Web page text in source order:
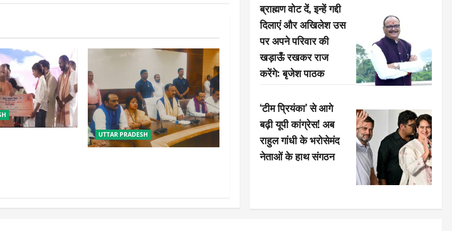
UTTAR PRADESH
ब्राह्मण वोट दें, इन्हें गद्दी
दिलाएं और अखिलेश उस
पर अपने परिवार की
खड़ाऊँ रखकर राज
करेंगे: बृजेश पाठक
‘टीम प्रियंका’ से आगे
बढ़ी यूपी कांग्रेस! अब
राहुल गांधी के भरोसेमंद
नेताओं के हाथ संगठन